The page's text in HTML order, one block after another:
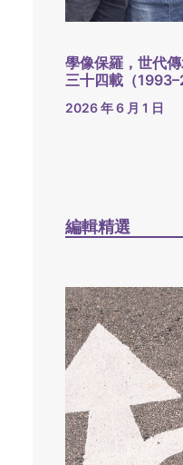
學像保羅，世代
三十四載（
2026 年 6 月 1 日
編輯精選